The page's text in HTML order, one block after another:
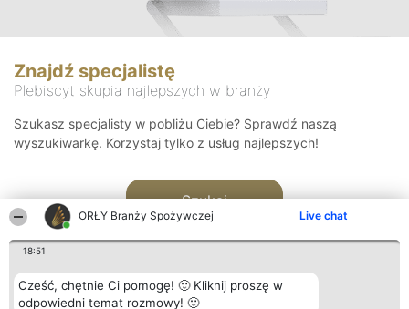
ORŁY Branży Spożywczej Live chat
18:51
Cześć, chętnie Ci pomogę! 🙂 Kliknij proszę w
odpowiedni temat rozmowy! 🙂
Znajdź specjalistę
Plebiscyt skupia najlepszych w branży
Szukasz specjalisty w pobliżu Ciebie? Sprawdź naszą
wyszukiwarkę. Korzystaj tylko z usług najlepszych!
Szukaj